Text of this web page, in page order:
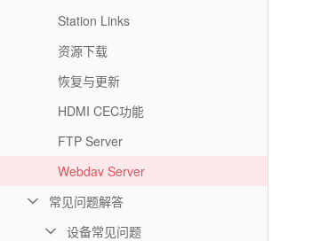
Station Links
资源下载
恢复与更新
HDMI CEC功能
FTP Server
Webdav Server
常见问题解答
设备常见问题